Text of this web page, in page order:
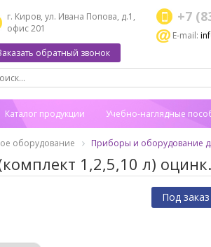
г. Киров, ул. Ивана Попова, д.1,
офис 201
+7
E-mail:
обратный звонок
Каталог продукции Учебно-наглядные
оборудование Приборы и оборудование
1,2,5,10 л)
Под заказ